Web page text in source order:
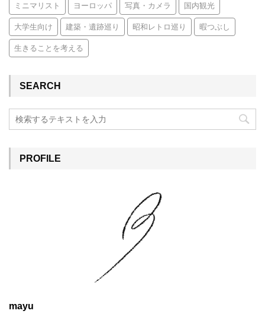
ミニマリスト ヨーロッパ 写真・カメラ 国内観光
大学生向け 建築・遺跡巡り 昭和レトロ巡り 暇つぶし
生きることを考える
SEARCH
PROFILE
mayu